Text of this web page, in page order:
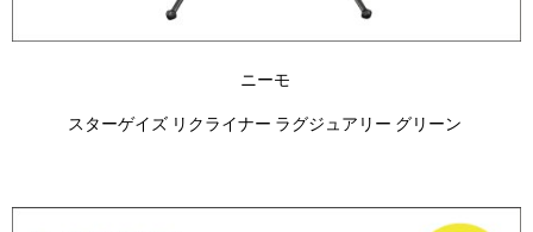
ニーモ
スターゲイズ リクライナー ラグジュアリー グリーン